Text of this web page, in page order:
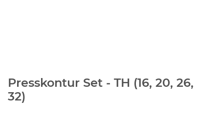
Presskontur Set - TH (16, 20, 26,
32)